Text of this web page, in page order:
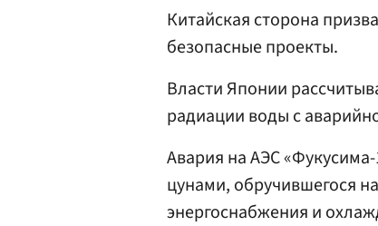
Китайская сторона
безопасные проекты.
Власти Японии
радиации воды с
Авария на АЭС
цунами, обручившегося
энергоснабжения и